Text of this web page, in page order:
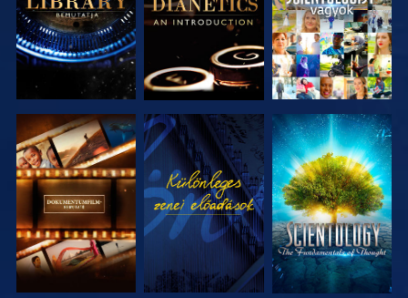
A SOROZAT
RÉSZEI
MŰSORNÉZÉS
A SOROZAT
RÉSZEI